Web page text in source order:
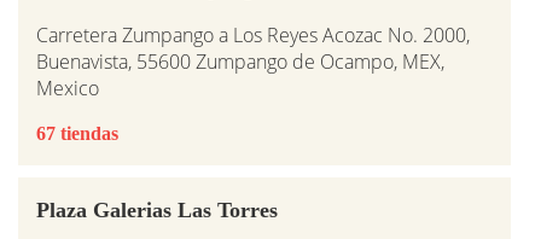
Carretera Zumpango a Los Reyes Acozac No. 2000,
Buenavista, 55600 Zumpango de Ocampo, MEX,
Mexico
67 tiendas
Plaza Galerias Las Torres